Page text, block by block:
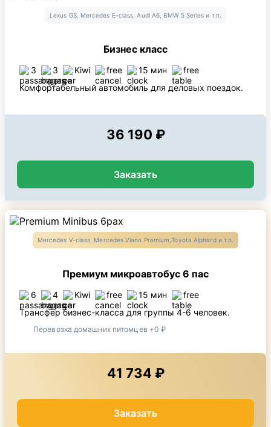
Lexus GS, Mercedes E-class, Audi A6, BMW 5 Series и т.п.
Бизнес класс
3 3 Kiwi free 15 мин
free
Комфортабельный автомобиль для деловых поездок.
36 190 ₽
Заказать
Mercedes V-class, Mercedes Viano Premium,Toyota Alphard и т.п.
Премиум микроавтобус 6 пас
6 4 Kiwi free 15 мин
free
Трансфер бизнес-класса для группы 4-6 человек.
Перевозка домашних питомцев +0 ₽
41 734 ₽
Заказать